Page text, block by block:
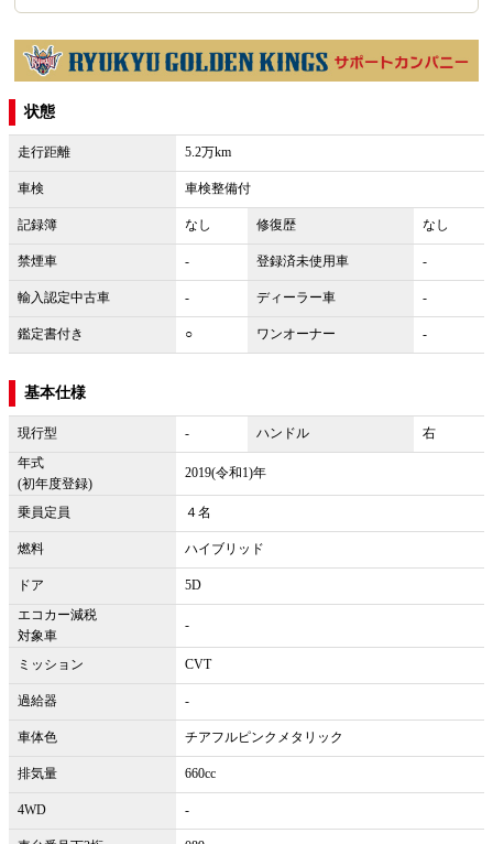
状態
走行距離 5.2万km
車検 車検整備付
記録簿 なし 修復歴 なし
禁煙車 - 登録済未使用車 -
輸入認定中古車 - ディーラー車 -
鑑定書付き ○ ワンオーナー -
基本仕様
現行型 - ハンドル
右
年式
(初年度登録)
2019(令和1)年
乗員定員 ４名
燃料 ハイブリッド
ドア
5D
エコカー減税
対象車
-
ミッション CVT
過給器 -
車体色 チアフルピンクメタリック
排気量 660cc
4WD -